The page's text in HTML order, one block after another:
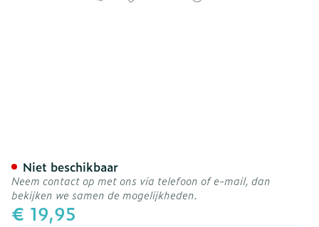
€ 19,95
Niet beschikbaar
Neem contact op met ons via telefoon of e-mail, dan
bekijken we samen de mogelijkheden.